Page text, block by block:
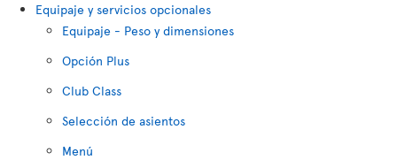
Equipaje y servicios opcionales
Equipaje - Peso y dimensiones
Opción Plus
Club Class
Selección de asientos
Menú